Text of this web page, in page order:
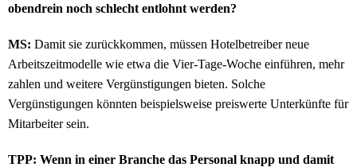
obendrein noch schlecht entlohnt werden?
MS: Damit sie zurückkommen, müssen Hotelbetreiber neue
Arbeitszeitmodelle wie etwa die Vier-Tage-Woche einführen, mehr
zahlen und weitere Vergünstigungen bieten. Solche
Vergünstigungen könnten beispielsweise preiswerte Unterkünfte für
Mitarbeiter sein.
TPP: Wenn in einer Branche das Personal knapp und damit